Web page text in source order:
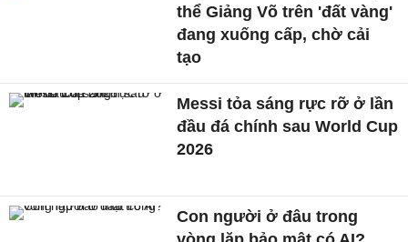
thể Giảng Võ trên 'đất vàng'
đang xuống cấp, chờ cải
tạo
Messi tỏa sáng rực rỡ ở lần
đầu đá chính sau World Cup
2026
Con người ở đâu trong